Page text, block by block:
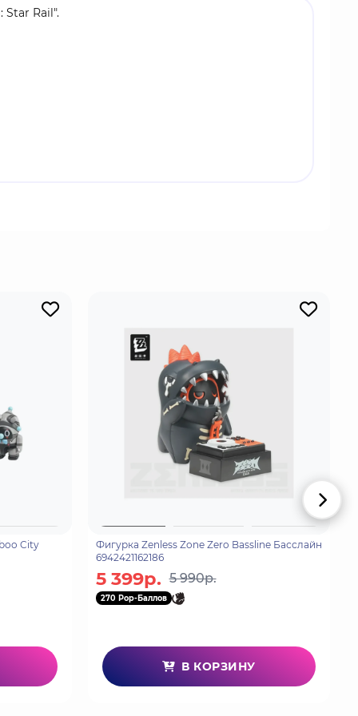
Rail".
фигурок. Узнать лицензионный
City
Фигурка Zenless Zone Zero Bassline Басслайн
6942421162186
5 399р. 5 990р.
270 Pop-Баллов
В КОРЗИНУ